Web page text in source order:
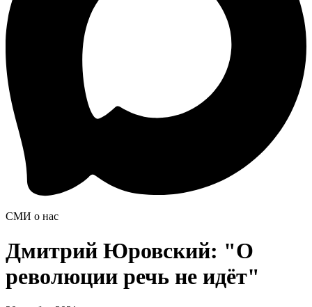
СМИ о нас
Дмитрий Юровский: "О
революции речь не идёт"